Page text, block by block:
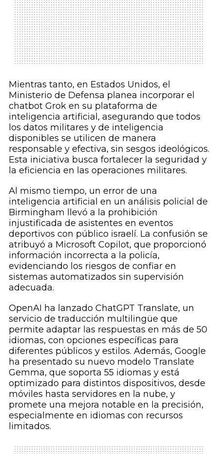
Mientras tanto, en Estados Unidos, el
Ministerio de Defensa planea incorporar el
chatbot Grok en su plataforma de
inteligencia artificial, asegurando que todos
los datos militares y de inteligencia
disponibles se utilicen de manera
responsable y efectiva, sin sesgos ideológicos.
Esta iniciativa busca fortalecer la seguridad y
la eficiencia en las operaciones militares.
Al mismo tiempo, un error de una
inteligencia artificial en un análisis policial de
Birmingham llevó a la prohibición
injustificada de asistentes en eventos
deportivos con público israelí. La confusión se
atribuyó a Microsoft Copilot, que proporcionó
información incorrecta a la policía,
evidenciando los riesgos de confiar en
sistemas automatizados sin supervisión
adecuada.
OpenAI ha lanzado ChatGPT Translate, un
servicio de traducción multilingüe que
permite adaptar las respuestas en más de 50
idiomas, con opciones específicas para
diferentes públicos y estilos. Además, Google
ha presentado su nuevo modelo Translate
Gemma, que soporta 55 idiomas y está
optimizado para distintos dispositivos, desde
móviles hasta servidores en la nube, y
promete una mejora notable en la precisión,
especialmente en idiomas con recursos
limitados.